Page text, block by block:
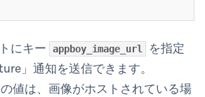
にキー appboy_image_url
を指定
」通知を送信できます。
の値は、画像がホストされている場